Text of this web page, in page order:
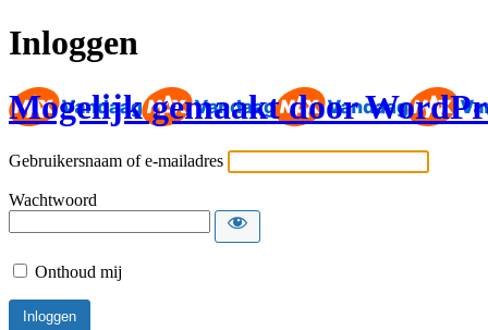
Inloggen
Mogelijk gemaakt door
Gebruikersnaam of e-mailadres
Wachtwoord
Onthoud mij